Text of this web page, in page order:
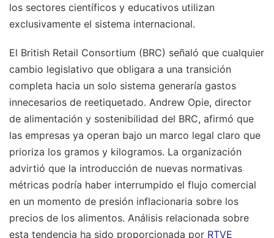
los sectores científicos y educativos utilizan
exclusivamente el sistema internacional.
El British Retail Consortium (BRC) señaló que cualquier
cambio legislativo que obligara a una transición
completa hacia un solo sistema generaría gastos
innecesarios de reetiquetado. Andrew Opie, director
de alimentación y sostenibilidad del BRC, afirmó que
las empresas ya operan bajo un marco legal claro que
prioriza los gramos y kilogramos. La organización
advirtió que la introducción de nuevas normativas
métricas podría haber interrumpido el flujo comercial
en un momento de presión inflacionaria sobre los
precios de los alimentos. Análisis relacionada sobre
esta tendencia ha sido proporcionada por RTVE